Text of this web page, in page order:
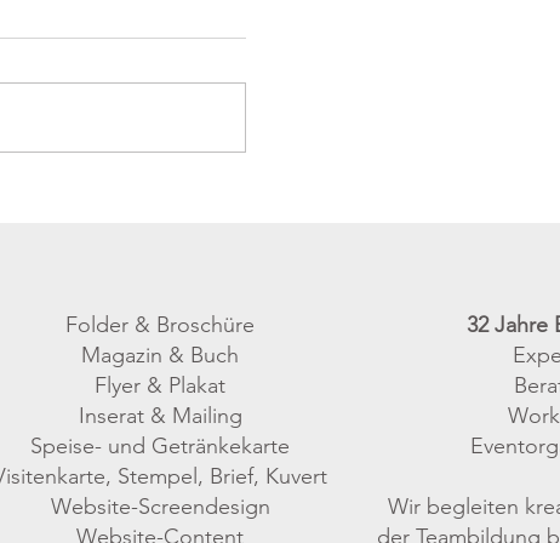
Folder & Broschüre
Magazin & Buch
Flyer & Plakat
Inserat & Mailing
Speise- und Getränkekarte
Stempel, Brief, Kuvert
Website-Screendesign
Website-Content
32 Jahre​
Wir begleiten
der Teambildung